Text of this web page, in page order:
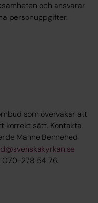
och ansvarar
personuppgifter.
som övervakar att
korrekt sätt. Kontakta
Manne Bennehed
070-278 54 76.